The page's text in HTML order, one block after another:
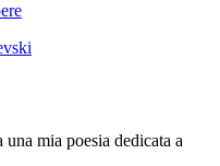
mia poesia dedicata a